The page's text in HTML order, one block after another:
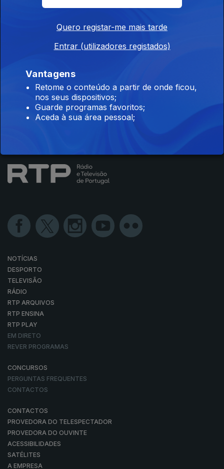
Instale a aplicaçãoRTP Play
Disponível para iOS, Android, Apple TV, Android TV e
CarPlay
NOTÍCIAS
DESPORTO
TELEVISÃO
RÁDIO
RTP ARQUIVOS
RTP ENSINA
RTP PLAY
EM DIRETO
REVER PROGRAMAS
CONCURSOS
PERGUNTAS FREQUENTES
CONTACTOS
CONTACTOS
PROVEDORA DO TELESPECTADOR
PROVEDORA DO OUVINTE
ACESSIBILIDADES
SATÉLITES
A EMPRESA
Quero registar-me mais tarde
Entrar (utilizadores registados)
Vantagens
Retome o conteúdo a partir de onde ficou,
nos seus dispositivos;
Guarde programas favoritos;
Aceda à sua área pessoal;